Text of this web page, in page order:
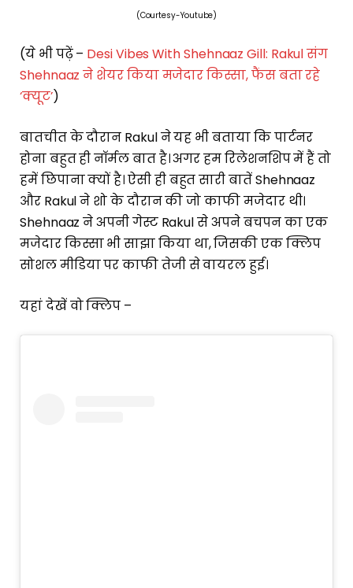
(Courtesy-Youtube)
(ये भी पढ़ें – Desi Vibes With Shehnaaz Gill: Rakul संग
Shehnaaz ने शेयर किया मजेदार किस्सा, फैंस बता रहे
‘क्यूट’)
बातचीत के दौरान Rakul ने यह भी बताया कि पार्टनर
होना बहुत ही नॉर्मल बात है। अगर हम रिलेशनशिप में हैं तो
हमें छिपाना क्यों है। ऐसी ही बहुत सारी बातें Shehnaaz
और Rakul ने शो के दौरान की जो काफी मजेदार थी।
Shehnaaz ने अपनी गेस्ट Rakul से अपने बचपन का एक
मजेदार किस्सा भी साझा किया था, जिसकी एक क्लिप
सोशल मीडिया पर काफी तेजी से वायरल हुई।
यहां देखें वो क्लिप –